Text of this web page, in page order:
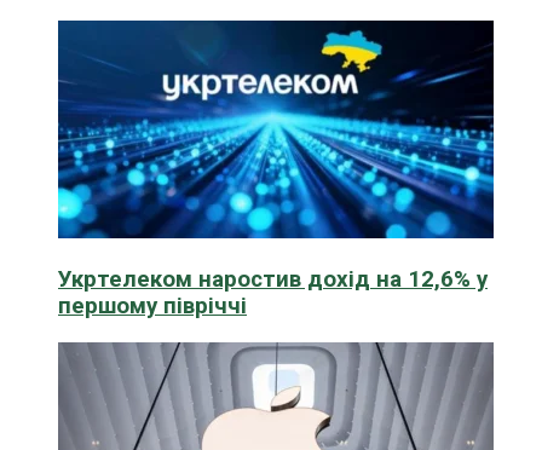
Укртелеком наростив дохід на 12,6% у
першому півріччі